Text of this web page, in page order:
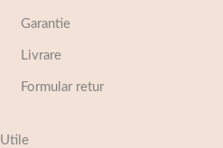
Garantie
Livrare
Formular retur
Utile